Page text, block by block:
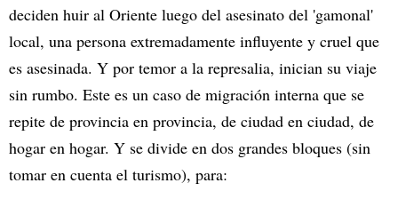
deciden huir al Oriente luego del asesinato del 'gamonal'
local, una persona extremadamente influyente y cruel que
es asesinada. Y por temor a la represalia, inician su viaje
sin rumbo. Este es un caso de migración interna que se
repite de provincia en provincia, de ciudad en ciudad, de
hogar en hogar. Y se divide en dos grandes bloques (sin
tomar en cuenta el turismo), para: